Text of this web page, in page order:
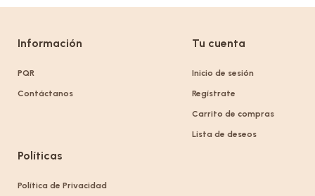
Información
PQR
Contáctanos
Tu cuenta
Inicio de sesión
Regístrate
Carrito de compras
Lista de deseos
Políticas
Política de Privacidad